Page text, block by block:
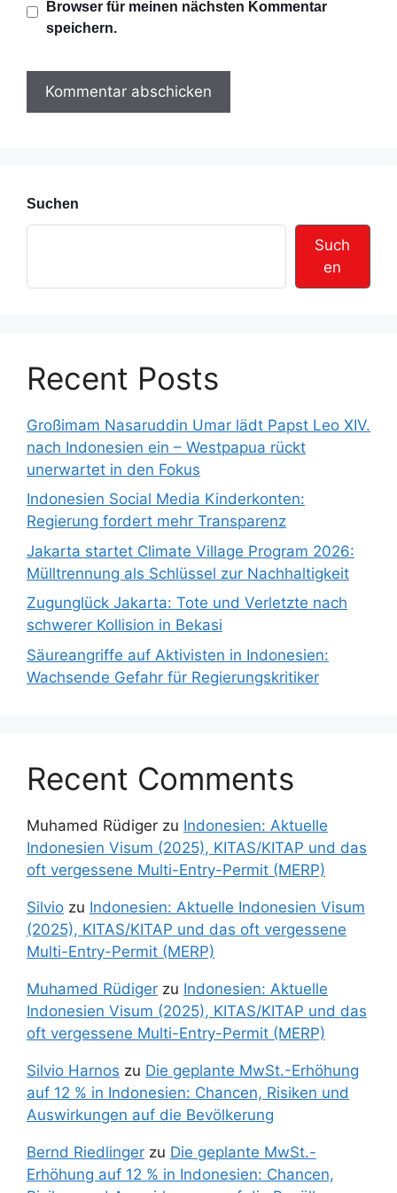
-
r
s
i
Browser für meinen nächsten Kommentar
speichern.
Suchen
Such
en
Recent Posts
Großimam Nasaruddin Umar lädt Papst Leo XIV.
nach Indonesien ein – Westpapua rückt
unerwartet in den Fokus
Indonesien Social Media Kinderkonten:
Regierung fordert mehr Transparenz
Jakarta startet Climate Village Program 2026:
Mülltrennung als Schlüssel zur Nachhaltigkeit
Zugunglück Jakarta: Tote und Verletzte nach
schwerer Kollision in Bekasi
Säureangriffe auf Aktivisten in Indonesien:
Wachsende Gefahr für Regierungskritiker
Recent Comments
Muhamed Rüdiger zu Indonesien: Aktuelle
Indonesien Visum (2025), KITAS/KITAP und das
oft vergessene Multi-Entry-Permit (MERP)
Silvio zu Indonesien: Aktuelle Indonesien Visum
(2025), KITAS/KITAP und das oft vergessene
Multi-Entry-Permit (MERP)
Muhamed Rüdiger zu Indonesien: Aktuelle
Indonesien Visum (2025), KITAS/KITAP und das
oft vergessene Multi-Entry-Permit (MERP)
Silvio Harnos zu Die geplante MwSt.-Erhöhung
auf 12 % in Indonesien: Chancen, Risiken und
Auswirkungen auf die Bevölkerung
Bernd Riedlinger zu Die geplante MwSt.-
Erhöhung auf 12 % in Indonesien: Chancen,